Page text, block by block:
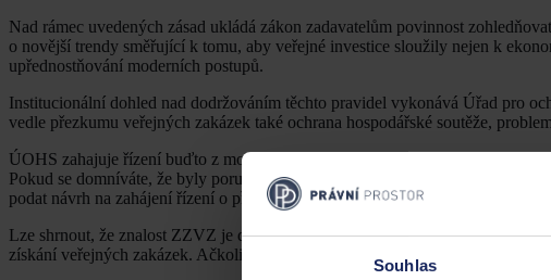
Souhlas
Nad rámec uvedených zásad ukládá zákon zadavatelům povinnost
o novější trendy směřující k tomu, aby veřejné investice sloužily nejen k
upřednostňování moderních postupů.
Institucionální dohled nad dodržováním těchto pravidel vykonává Úřad pro
vedle přezkumu veřejných zakázek také ochrana hospodářské soutěže,
ÚOHS zahajuje řízení buďto z moci úřední, nebo na základě návrhu
Pokud se domníváte, že byly porušeny podmínky soutěže, primárním
podat návrh na zahájení řízení o přezkoumání úkonů zadavatele k ÚOHS.
Lze shrnout, že znalost ZZVZ je dnes nezbytností nejen pro pracovníky
získání veřejných zakázek. Ačkoliv se může proces jevit jako administrativně